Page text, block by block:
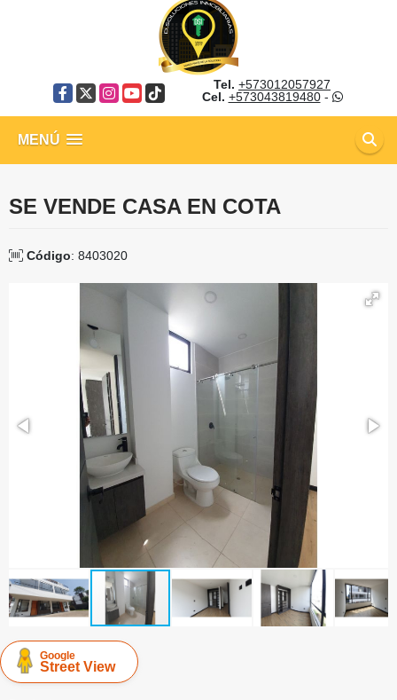
Facebook
X Instagram
YouTube
TikTok
Tel. +573012057927
Cel. +573043819480-
MENÚ
SE VENDE CASA EN COTA
Código: 8403020
Google
Street View